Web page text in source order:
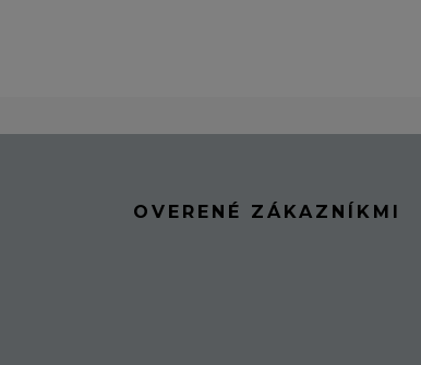
OVERENÉ ZÁKAZNÍKMI